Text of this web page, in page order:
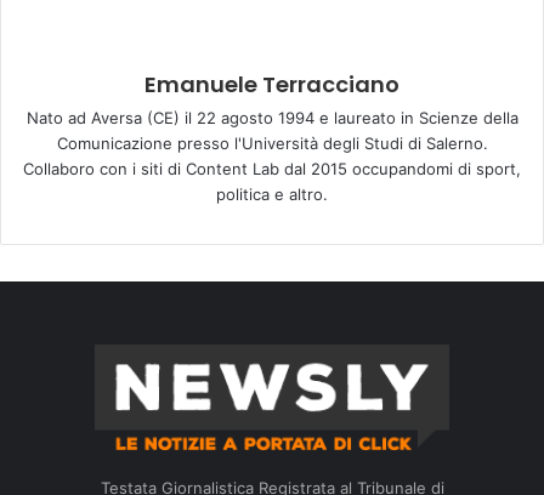
Emanuele Terracciano
Nato ad Aversa (CE) il 22 agosto 1994 e laureato in Scienze della
Comunicazione presso l'Università degli Studi di Salerno.
Collaboro con i siti di Content Lab dal 2015 occupandomi di sport,
politica e altro.
Testata Giornalistica Registrata al Tribunale di